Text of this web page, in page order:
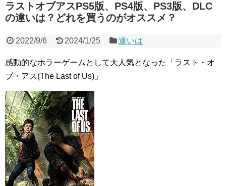
ラストオブアスPS5版、PS4版、PS3版、DLC
の違いは？どれを買うのがオススメ？
2022/9/6 2024/1/25 違いは
感動的なホラーゲームとして大人気となった「ラスト・オ
ブ・アス(The Last of Us)」